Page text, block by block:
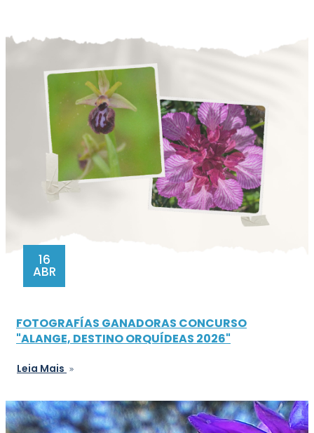
16
ABR
FOTOGRAFÍAS GANADORAS CONCURSO
"ALANGE, DESTINO ORQUÍDEAS 2026"
Leia Mais